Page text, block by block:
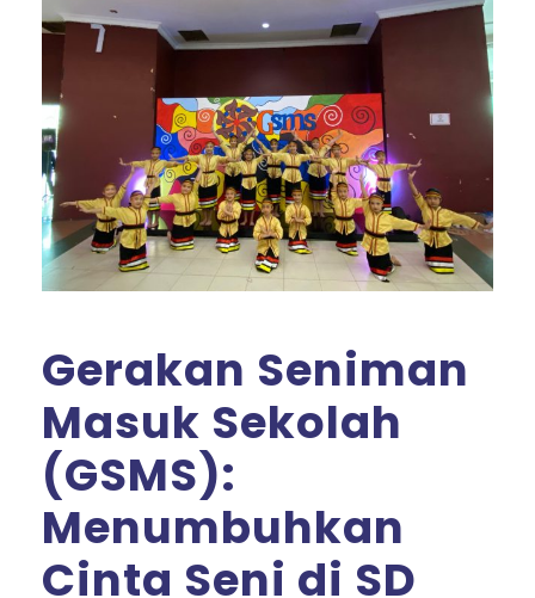
Gerakan Seniman
Masuk Sekolah
(GSMS):
Menumbuhkan
Cinta Seni di SD